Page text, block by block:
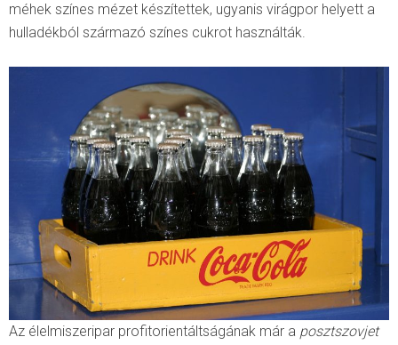
méhek színes mézet készítettek, ugyanis virágpor helyett a
hulladékból származó színes cukrot használták.
Az élelmiszeripar profitorientáltságának már a posztszovjet